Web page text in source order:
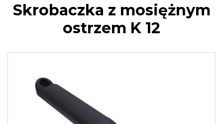
Skrobaczka z mosiężnym
ostrzem K 12